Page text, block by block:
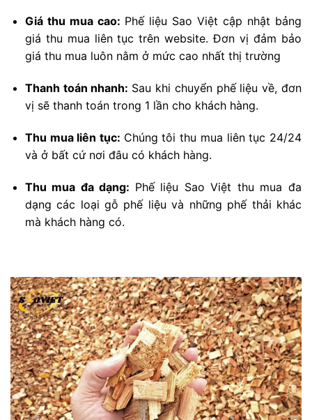
Giá thu mua cao: Phế liệu Sao Việt cập nhật bảng
giá thu mua liên tục trên website. Đơn vị đảm bảo
giá thu mua luôn nằm ở mức cao nhất thị trường
Thanh toán nhanh: Sau khi chuyển phế liệu về, đơn
vị sẽ thanh toán trong 1 lần cho khách hàng.
Thu mua liên tục: Chúng tôi thu mua liên tục 24/24
và ở bất cứ nơi đâu có khách hàng.
Thu mua đa dạng: Phế liệu Sao Việt thu mua đa
dạng các loại gỗ phế liệu và những phế thải khác
mà khách hàng có.